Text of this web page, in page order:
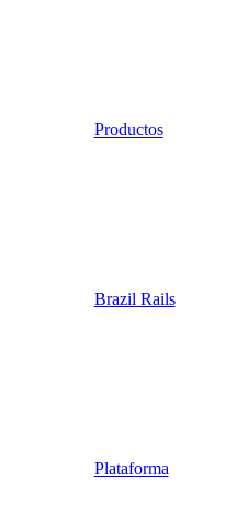
Productos
Brazil Rails
Plataforma